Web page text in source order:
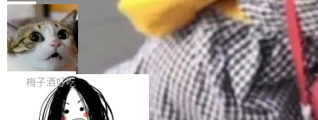
可控性和代码质量提出了更高要求。 首先是数据
安全与合规要求。对于大多数普通研发场景，公
有云模型能够满足快速试用和效率提升的需求。
但对于金融、能源、医疗等对数据安全要求较...
各业的Agent走向规模化建设，算力构成形态逐
渐丰富，用户关注的重点也在发生变化：不只是
让AI用起来，还要进一步看清混合算力时代下，
Token花在哪里、算力是否被充分利用，以及持
续增长的AI成本该如何优化。 深信服AI算力网关
正是围绕这些实际问题，从Token治理和成本治
理两个方面，让用户的每一份算力都看得清、管
Bigtable 作者之一。TensorFlow 的作者之一。
Gemini 的架构师。Google 首席科学家。 Jeff D
ean 在 Google 工作了 27 年后，宣布离职。 他
不是一个人走。一同离开的还有 Sanjay Ghema
wat（Google 员工编号 23，Jeff Dean 二十多
年的编程搭档，MapReduce 和 Bigtable 的共同
作者）、Quoc Le（Google 大脑核心成员，Se
局
🔥 SolonCode v2026.8.4 发布：界面
字体可调、22 种语言、记忆搜索增强
打开终端就能上岗的全中文编码智能体，这一轮
把「看得清、用母语、记得住」三件事一次补
齐。 SolonCode 是什么 SolonCode 是杭州无
耳科技研发的企业级终端编码智能体——一位全
梅子酒好吃
让“代码语义理解”深度释放AI Coding